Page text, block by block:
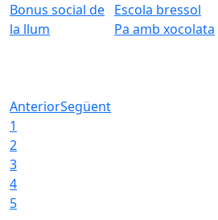
Bonus social de
la llum
Escola bressol
Pa amb xocolata
AnteriorSegüent
1
2
3
4
5